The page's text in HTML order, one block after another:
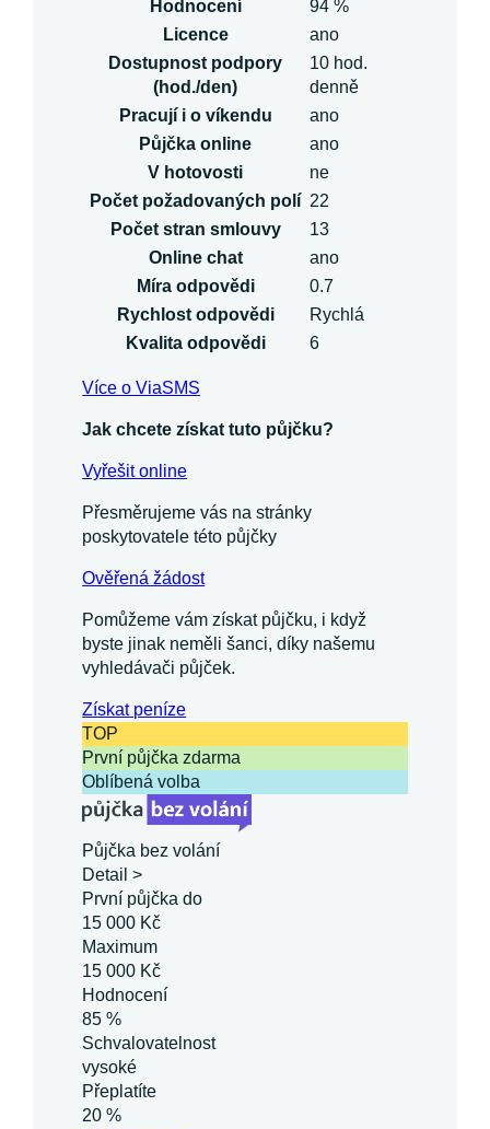
Hodnocení
94 %
Licence
ano
Dostupnost podpory
(hod./den)
10 hod.
denně
Pracují i o víkendu
ano
Půjčka online
ano
V hotovosti
ne
Počet požadovaných polí 22
Počet stran smlouvy
13
Online chat
ano
Míra odpovědi
0.7
Rychlost odpovědi
Rychlá
Kvalita odpovědi
6
Více o ViaSMS
Jak chcete získat tuto půjčku?
Vyřešit online
Přesměrujeme vás na stránky
poskytovatele této půjčky
Ověřená žádost
Pomůžeme vám získat půjčku, i když
byste jinak neměli šanci, díky našemu
vyhledávači půjček.
Získatpeníze
TOP
První půjčka zdarma
Oblíbená volba
Půjčka bez volání
Detail >
První půjčka do
15 000 Kč
Maximum
15 000 Kč
Hodnocení
85 %
Schvalovatelnost
vysoké
Přeplatíte
20 %